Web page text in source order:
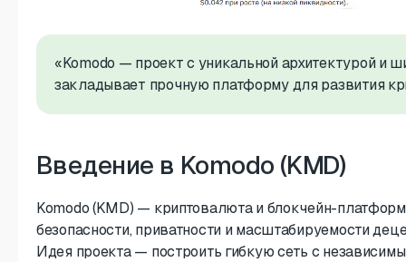
«Komodo — проект с уникальной архитектурой и
закладывает прочную платформу для развития
Введение в Komodo (KMD)
Komodo (KMD) — криптовалюта и блокчейн-
безопасности, приватности и масштабируемости
Идея проекта — построить гибкую сеть с